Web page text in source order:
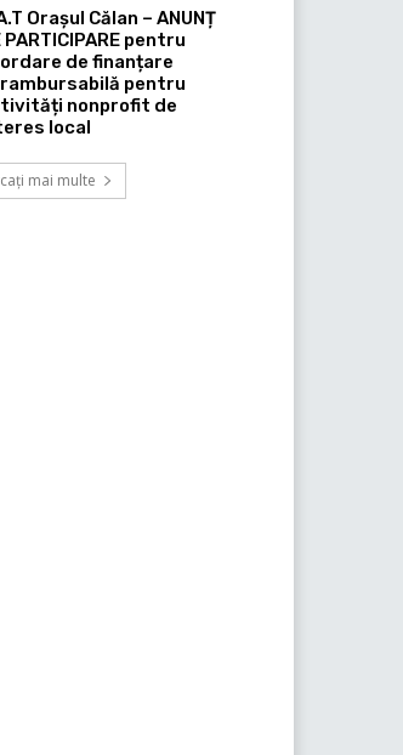
Orașul Călan – ANUNȚ
PARTICIPARE pentru
de finanțare
pentru
nonprofit de
local
mai multe